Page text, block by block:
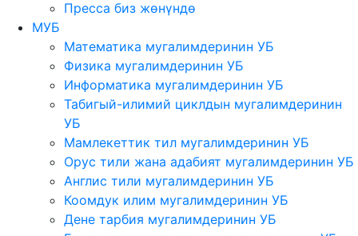
Пресса биз жөнүндө
МУБ
Математика мугалимдеринин УБ
Физика мугалимдеринин УБ
Информатика мугалимдеринин УБ
Табигый-илимий циклдын мугалимдеринин
УБ
Мамлекеттик тил мугалимдеринин УБ
Орус тили жана адабият мугалимдеринин УБ
Англис тили мугалимдеринин УБ
Коомдук илим мугалимдеринин УБ
Дене тарбия мугалимдеринин УБ